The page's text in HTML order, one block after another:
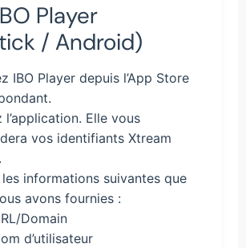
Player
/ Android)
IBO Player depuis l’App Store
l’application. Elle vous
vos identifiants Xtream
informations suivantes que
avons fournies :
Domain
d’utilisateur